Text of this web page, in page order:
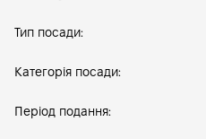
Тип посади:
Категорія посади:
Період подання: